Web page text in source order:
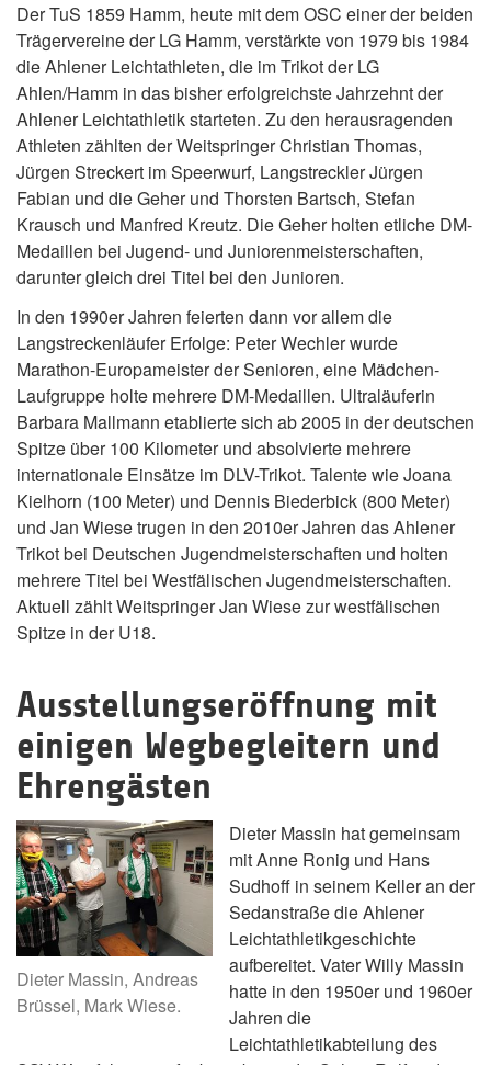
Der TuS 1859 Hamm, heute mit dem OSC einer der beiden
Trägervereine der LG Hamm, verstärkte von 1979 bis 1984
die Ahlener Leichtathleten, die im Trikot der LG
Ahlen/Hamm in das bisher erfolgreichste Jahrzehnt der
Ahlener Leichtathletik starteten. Zu den herausragenden
Athleten zählten der Weitspringer Christian Thomas,
Jürgen Streckert im Speerwurf, Langstreckler Jürgen
Fabian und die Geher und Thorsten Bartsch, Stefan
Krausch und Manfred Kreutz. Die Geher holten etliche DM-
Medaillen bei Jugend- und Juniorenmeisterschaften,
darunter gleich drei Titel bei den Junioren.
In den 1990er Jahren feierten dann vor allem die
Langstreckenläufer Erfolge: Peter Wechler wurde
Marathon-Europameister der Senioren, eine Mädchen-
Laufgruppe holte mehrere DM-Medaillen. Ultraläuferin
Barbara Mallmann etablierte sich ab 2005 in der deutschen
Spitze über 100 Kilometer und absolvierte mehrere
internationale Einsätze im DLV-Trikot. Talente wie Joana
Kielhorn (100 Meter) und Dennis Biederbick (800 Meter)
und Jan Wiese trugen in den 2010er Jahren das Ahlener
Trikot bei Deutschen Jugendmeisterschaften und holten
mehrere Titel bei Westfälischen Jugendmeisterschaften.
Aktuell zählt Weitspringer Jan Wiese zur westfälischen
Spitze in der U18.
Ausstellungseröffnung mit
einigen Wegbegleitern und
Ehrengästen
Dieter Massin, Andreas
Brüssel, Mark Wiese.
Dieter Massin hat gemeinsam
mit Anne Ronig und Hans
Sudhoff in seinem Keller an der
Sedanstraße die Ahlener
Leichtathletikgeschichte
aufbereitet. Vater Willy Massin
hatte in den 1950er und 1960er
Jahren die
Leichtathletikabteilung des